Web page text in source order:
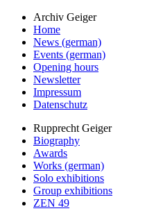
Archiv Geiger
Home
News (german)
Events (german)
Opening hours
Newsletter
Impressum
Datenschutz
Rupprecht Geiger
Biography
Awards
Works (german)
Solo exhibitions
Group exhibitions
ZEN 49